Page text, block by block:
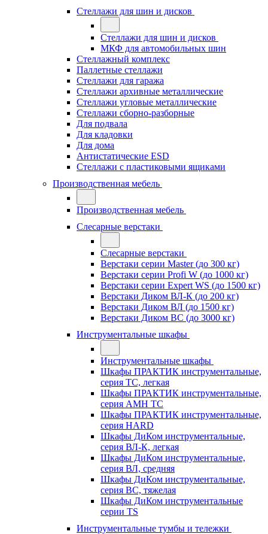
Стеллажи для шин и дисков
Стеллажи для шин и дисков
МКФ для автомобильных шин
Стеллажный комплекс
Паллетные стеллажи
Стеллажи для гаража
Стеллажи архивные металлические
Стеллажи угловые металлические
Стеллажи сборно-разборные
Для подвала
Для кладовки
Для дома
Антистатические ESD
Стеллажи с пластиковыми ящиками
Производственная мебель
Производственная мебель
Слесарные верстаки
Слесарные верстаки
Верстаки серии Master (до 300 кг)
Верстаки серии Profi W (до 1000 кг)
Верстаки серии Expert WS (до 1500 кг)
Верстаки Диком ВЛ-К (до 200 кг)
Верстаки Диком ВЛ (до 1500 кг)
Верстаки Диком ВС (до 3000 кг)
Инструментальные шкафы
Инструментальные шкафы
Шкафы ПРАКТИК инструментальные,
серия TC, легкая
Шкафы ПРАКТИК инструментальные,
серия AMH TC
Шкафы ПРАКТИК инструментальные,
серия HARD
Шкафы ДиКом инструментальные,
cерия ВЛ-К, легкая
Шкафы ДиКом инструментальные,
серия ВЛ, средняя
Шкафы ДиКом инструментальные,
серия ВС, тяжелая
Шкафы ДиКом инструментальные
серии TS
Инструментальные тумбы и тележки